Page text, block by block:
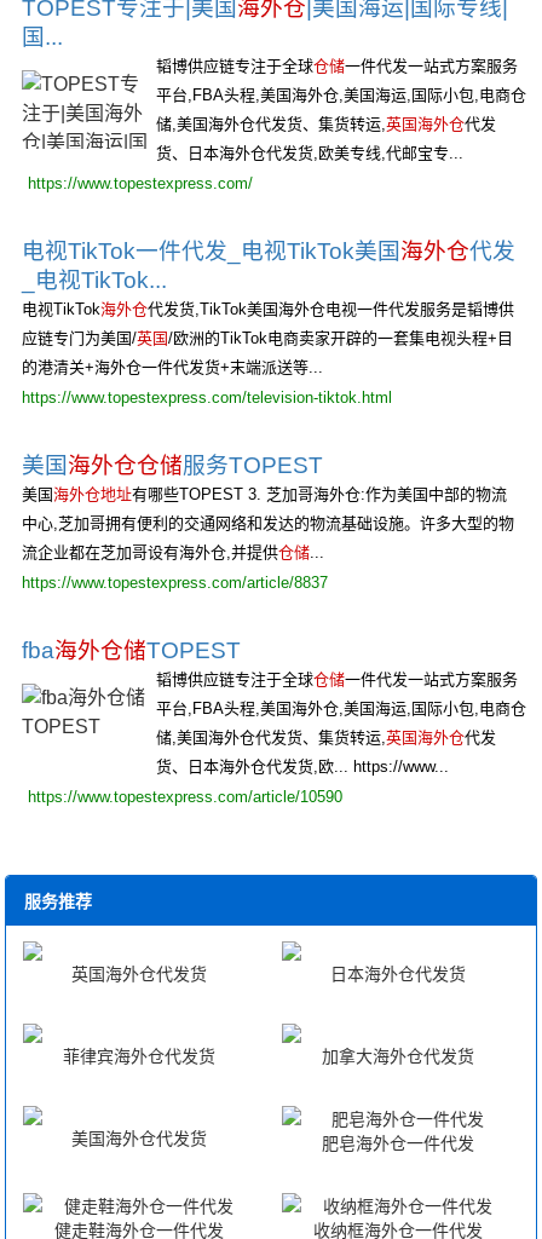
TOPEST专注于|美国海外仓 |美国海运|国际专线|
国...
韬博供应链专注于全球仓储一件代发一站式方案服务
平台,FBA头程,美国海外仓,美国海运,国际小包,电商仓
储,美国海外仓代发货、集货转运,英国海外仓代发
货、日本海外仓代发货,欧美专线,代邮宝专...
https://www.topestexpress.com/
电视TikTok一件代发_电视TikTok美国海外仓代发
_电视TikTok...
电视TikTok海外仓代发货,TikTok美国海外仓电视一件代发服务是韬博供
应链专门为美国/英国/欧洲的TikTok电商卖家开辟的一套集电视头程+目
的港清关+海外仓一件代发货+末端派送等...
https://www.topestexpress.com/television-tiktok.html
美国海外仓仓储服务TOPEST
美国海外仓地址有哪些TOPEST 3. 芝加哥海外仓:作为美国中部的物流
中心,芝加哥拥有便利的交通网络和发达的物流基础设施。许多大型的物
流企业都在芝加哥设有海外仓,并提供仓储...
https://www.topestexpress.com/article/8837
fba海外仓储TOPEST
韬博供应链专注于全球仓储一件代发一站式方案服务
平台,FBA头程,美国海外仓,美国海运,国际小包,电商仓
储,美国海外仓代发货、集货转运,英国海外仓代发
货、日本海外仓代发货,欧... https://www...
https://www.topestexpress.com/article/10590
服务推荐
英国海外仓代发货 日本海外仓代发货
菲律宾海外仓代发货 加拿大海外仓代发货
美国海外仓代发货 肥皂海外仓一件代发
健走鞋海外仓一件代发 收纳框海外仓一件代发